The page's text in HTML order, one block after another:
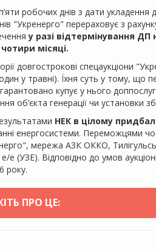
робочих днів з дати
"Укренерго" перераховує з
у разі відтермінування ДП
місяці.
довгострокові спецаукціони
у травні). Їхня суть у тому, що
купує у нього
об’єкта генерації чи установки
НЕК в цілому
енергосистеми. Переможцями
мережа АЗК ОККО,
е/е (УЗЕ). Відповідно до умов
року.
ПРО ЦЕ: